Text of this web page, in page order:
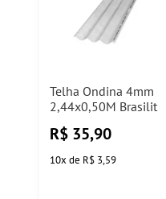
Telha Ondina 4mm
2,44x0,50M Brasilit
R$ 35,90
10x de R$ 3,59